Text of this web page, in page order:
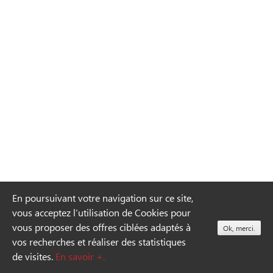
En poursuivant votre navigation sur ce site,
vous acceptez l’utilisation de Cookies pour
vous proposer des offres ciblées adaptés à
vos recherches et réaliser des statistiques
de visites. En savoir +.
Ok, merci.